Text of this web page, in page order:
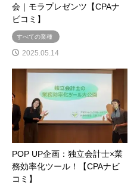
会｜モラプレゼンツ【CPAナ
ビコミ】
すべての業種
2025.05.14
POP UP企画：独立会計士×業
務効率化ツール！【CPAナビ
コミ】